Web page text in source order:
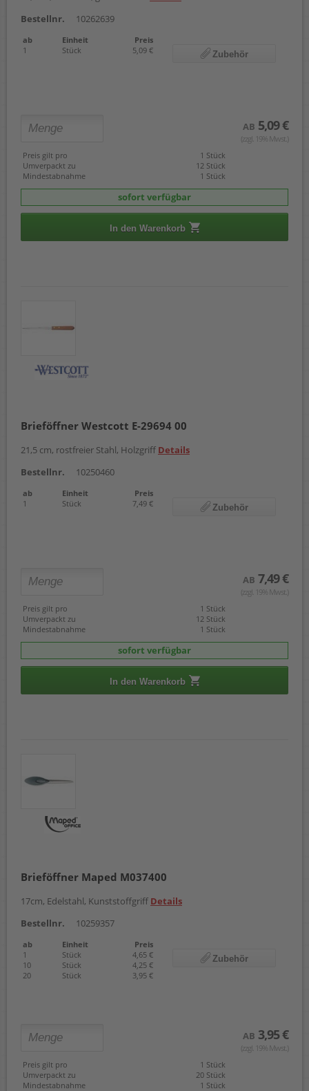
Bestellnr.
10262639
ab Einheit
Preis
1
Stück 5,09 € Zubehör
AB 5,09 €
(zzgl. 19% Mwst.)
Preis gilt pro
1 Stück
Umverpackt zu
12 Stück
Mindestabnahme
1 Stück
sofort verfügbar
In den Warenkorb
Brieföffner Westcott E-29694 00
21,5 cm, rostfreier Stahl, Holzgriff Details
Bestellnr.
10250460
ab Einheit
Preis
1
Stück 7,49 € Zubehör
AB 7,49 €
(zzgl. 19% Mwst.)
Preis gilt pro
1 Stück
Umverpackt zu
12 Stück
Mindestabnahme
1 Stück
sofort verfügbar
In den Warenkorb
Brieföffner Maped M037400
17cm, Edelstahl, Kunststoffgriff Details
Bestellnr.
10259357
ab Einheit
Preis
1
Stück
4,65 €
10
Stück
4,25 €
20
Stück 3,95 €
Zubehör
AB 3,95 €
(zzgl. 19% Mwst.)
Preis gilt pro
1 Stück
Umverpackt zu
20 Stück
Mindestabnahme
1 Stück